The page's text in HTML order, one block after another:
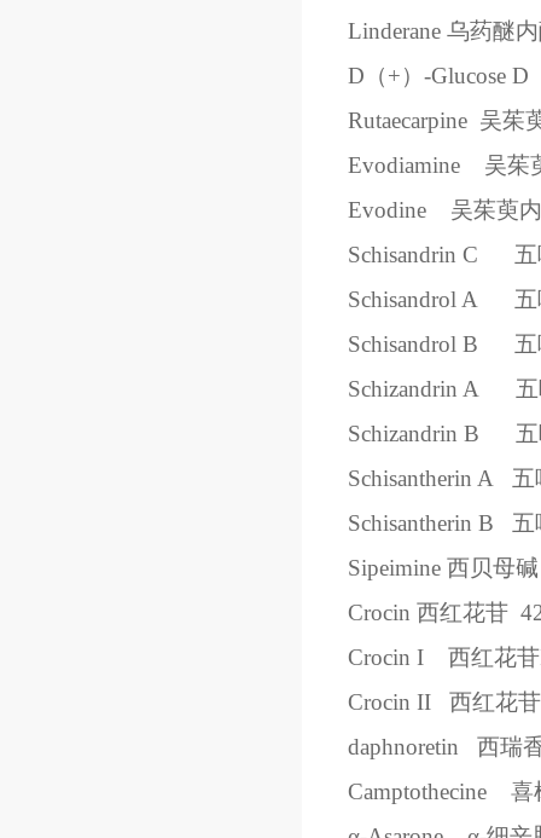
Linderane 乌药醚
D（+）-Glucose D
Rutaecarpine 吴茱
Evodiamine
吴茱
Evodine
吴茱萸
Schisandrin C
Schisandrol A
Schisandrol B
Schizandrin A
Schizandrin B
Schisantherin A
五
Schisantherin B
五
Sipeimine 西贝母碱
Crocin 西红花苷
Crocin I
西红花苷
Crocin II
西红花苷
daphnoretin
西瑞
Camptothecine
喜